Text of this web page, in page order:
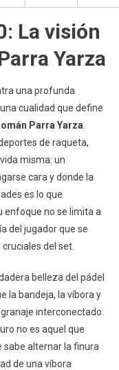
La visión
Yarza
una profunda
cualidad que define
Parra Yarza
de raqueta,
misma: un
cara y donde la
es lo que
enfoque no se limita a
del jugador que se
del set.
belleza del pádel
la bandeja, la víbora y
interconectado.
no es aquel que
sabe alternar la finura
de una víbora